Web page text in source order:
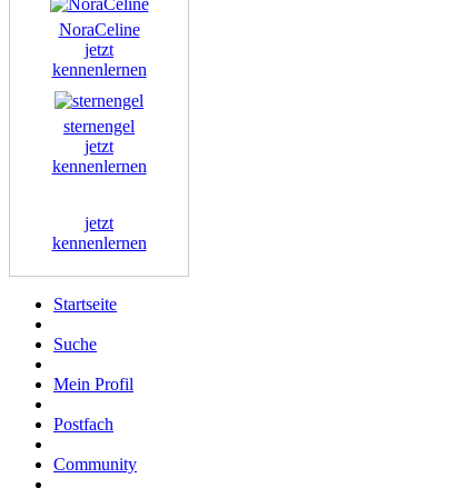
NoraCeline
jetzt
kennenlernen
sternengel
jetzt
kennenlernen
jetzt
kennenlernen
Startseite
Suche
Mein Profil
Postfach
Community